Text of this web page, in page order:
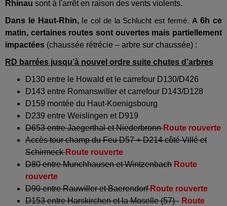
Rhinau sont à l'arrêt en raison des vents violents.
Dans le Haut-Rhin,le col de la Schlucht est fermé. A6h ce
matin, certaines routes sont ouvertes mais partiellement
impactées (chaussée rétrécie – arbre sur chaussée) :
RD barrées jusqu’à nouvel ordre suite chutes d’arbres
D130 entre le Howald et le carrefour D130/D426
D143 entre Romanswiller et carrefour D143/D128
D159 montée du Haut-Koenigsbourg
D239 entre Weislingen et D919
D653 entre Jaegerthal et NiederbronnRoute rouverte
Accès tour champ du Feu D57 + D214 côté Villé et
SchirmeckRoute rouverte
D80 entre Munchhausen et Wintzenbach Route
rouverte
D90 entre Rauwiller et BaerendorfRoute rouverte
D153 entre Harskirchen et la Moselle (57)- Route